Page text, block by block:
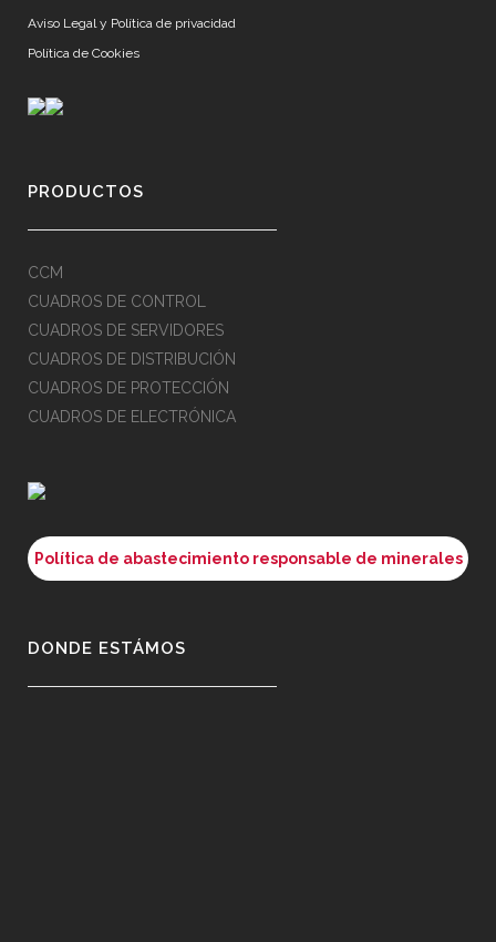
Aviso Legal y Política de privacidad
Política de Cookies
PRODUCTOS
CCM
CUADROS DE CONTROL
CUADROS DE SERVIDORES
CUADROS DE DISTRIBUCIÓN
CUADROS DE PROTECCIÓN
CUADROS DE ELECTRÓNICA
Política de abastecimiento responsable de minerales
DONDE ESTÁMOS